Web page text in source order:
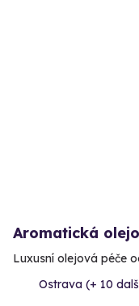
Aromatická
Luxusní olejová péče
Ostrava (+ 10